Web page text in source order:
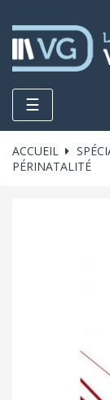
Toggle
navigation
☰
ACCUEIL
PÉRINATALITÉ